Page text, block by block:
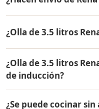
el precio actual,
de pago en cuotas
a Huaura, Lima y a todo
entrega.
¿Olla de 3.5 litros
vida contra defectos de
productos Rena Ware
inoxidable quirúrgico
¿Olla de 3.5 litros
de inducción?
¿Se puede cocinar